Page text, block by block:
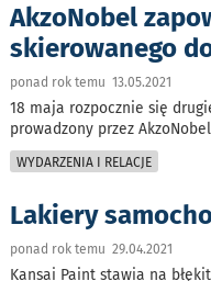
AkzoNobel
skierowanego
ponad rok temu 13.05.2021
18 maja rozpocznie się
prowadzony przez
WYDARZENIA I RELACJE
Lakiery
ponad rok temu 29.04.2021
Kansai Paint stawia na